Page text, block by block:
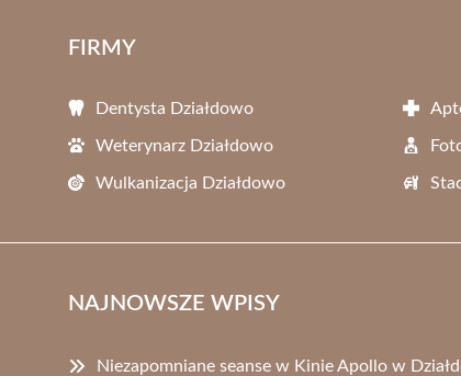
FIRMY
Dentysta Działdowo
Weterynarz Działdowo
Wulkanizacja Działdowo
NAJNOWSZE WPISY
Niezapomniane seanse w Kinie Apollo w